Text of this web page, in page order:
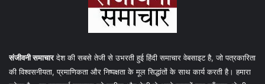
संजीवनी समाचारदेश की सबसे तेजी से उभरती हुई हिंदी समाचार वेबसाइट है, जो पत्रकारिता
की विश्वसनीयता, प्रमाणिकता और निष्पक्षता के मूल सिद्धांतों के साथ कार्य करती है। हमारा